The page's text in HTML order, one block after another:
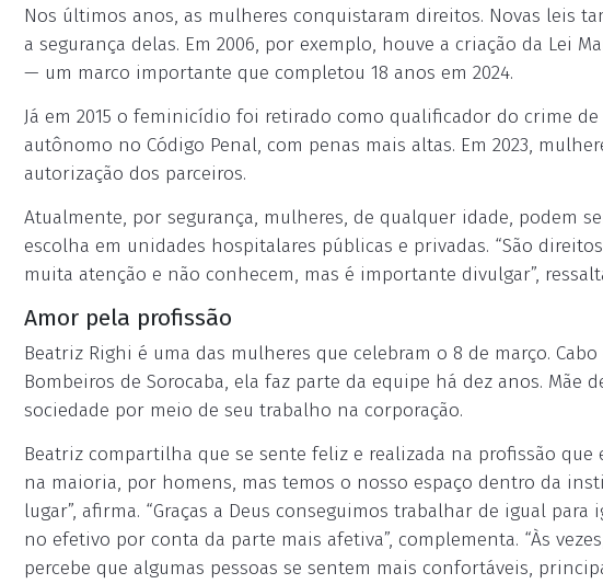
Nos últimos anos, as mulheres conquistaram direitos. Novas leis
a segurança delas. Em 2006, por exemplo, houve a criação da Lei
— um marco importante que completou 18 anos em 2024.
Já em 2015 o feminicídio foi retirado como qualificador do crime
autônomo no Código Penal, com penas mais altas. Em 2023,
autorização dos parceiros.
Atualmente, por segurança, mulheres, de qualquer idade, podem
escolha em unidades hospitalares públicas e privadas. “São
muita atenção e não conhecem, mas é importante divulgar”,
Amor pela profissão
Beatriz Righi é uma das mulheres que celebram o 8 de março.
Bombeiros de Sorocaba, ela faz parte da equipe há dez anos. Mãe
sociedade por meio de seu trabalho na corporação.
Beatriz compartilha que se sente feliz e realizada na profissão que
na maioria, por homens, mas temos o nosso espaço dentro da
lugar”, afirma. “Graças a Deus conseguimos trabalhar de igual
no efetivo por conta da parte mais afetiva”, complementa. “Às
percebe que algumas pessoas se sentem mais confortáveis,